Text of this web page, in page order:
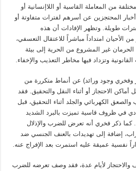
من المعاملة القاسية أو اللاإنسانية أو
أخبار المحتجزين عن أسرهم لفترات متفاوتة أو
طويلة. وتظهر الإفادات أن هذه
الأحيان امتداداً مباشراً للاعتقال التعسفي،
غير المشروع من الحرية إلى بيئة
وتزداد فيها مخاطر التعذيب والإخفاء.
وجود ورائد) عن أنماط متكررة من
أماكن الاحتجاز أو أثناء النقل والتحقيق. فقد
الكهربائي والجلد أثناء التحقيق، قبل
في ظروف قاسية تميزت بالبرد الشديد
كما ذكر فخري أنه تعرض للضرب والإذلال
إضافة إلى تهديدات بالعنف الجنسي ضد
نفسية عميقة عليه استمرت بعد الإفراج عنه.
والاحتجاز لأيام عدة، فقد وصف تعرضه للضرب